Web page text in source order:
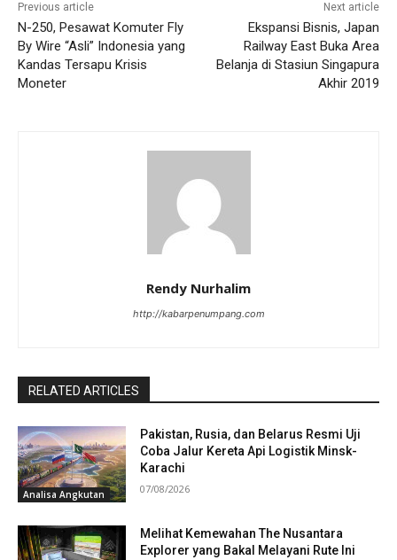
Previous article
N-250, Pesawat Komuter Fly
By Wire “Asli” Indonesia yang
Kandas Tersapu Krisis
Moneter
Next article
Ekspansi Bisnis, Japan
Railway East Buka Area
Belanja di Stasiun Singapura
Akhir 2019
Rendy Nurhalim
http://kabarpenumpang.com
RELATED ARTICLES
Analisa Angkutan
Pakistan, Rusia, dan Belarus Resmi Uji
Coba Jalur Kereta Api Logistik Minsk-
Karachi
07/08/2026
Melihat Kemewahan The Nusantara
Explorer yang Bakal Melayani Rute Ini